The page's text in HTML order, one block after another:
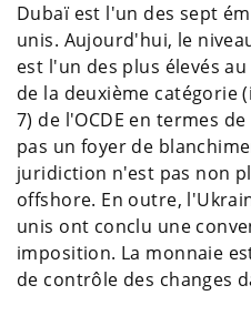
Dubaï est l'un des sept
unis. Aujourd'hui, le
est l'un des plus élevés
de la deuxième catégorie
7) de l'OCDE en termes
pas un foyer de
juridiction n'est pas non
offshore. En outre,
unis ont conclu une
imposition. La monnaie
de contrôle des changes